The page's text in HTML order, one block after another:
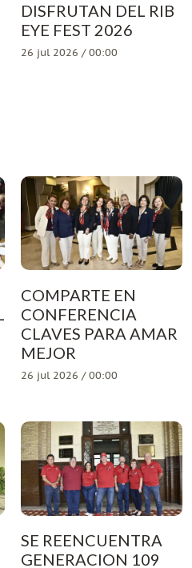
DISFRUTAN DEL RIB
EYE FEST 2026
26 jul 2026 / 00:00
COMPARTE EN
CONFERENCIA
CLAVES PARA AMAR
MEJOR
26 jul 2026 / 00:00
SE REENCUENTRA
GENERACION 109